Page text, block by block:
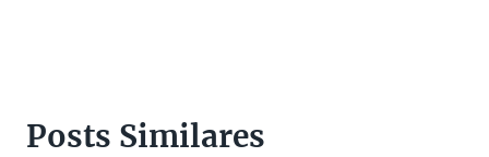
Posts Similares